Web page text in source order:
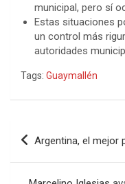
municipal, pero sí
Estas situaciones
un control más
autoridades
Tags: Guaymallén
Navegación
entradas
Argentina, el mejor